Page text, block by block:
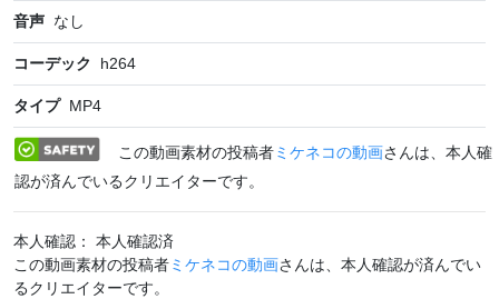
音声 なし
コーデック h264
タイプ MP4
この動画素材の投稿者ミケネコの動画さんは、本人確
認が済んでいるクリエイターです。
本人確認： 本人確認済
この動画素材の投稿者ミケネコの動画さんは、本人確認が済んでい
るクリエイターです。